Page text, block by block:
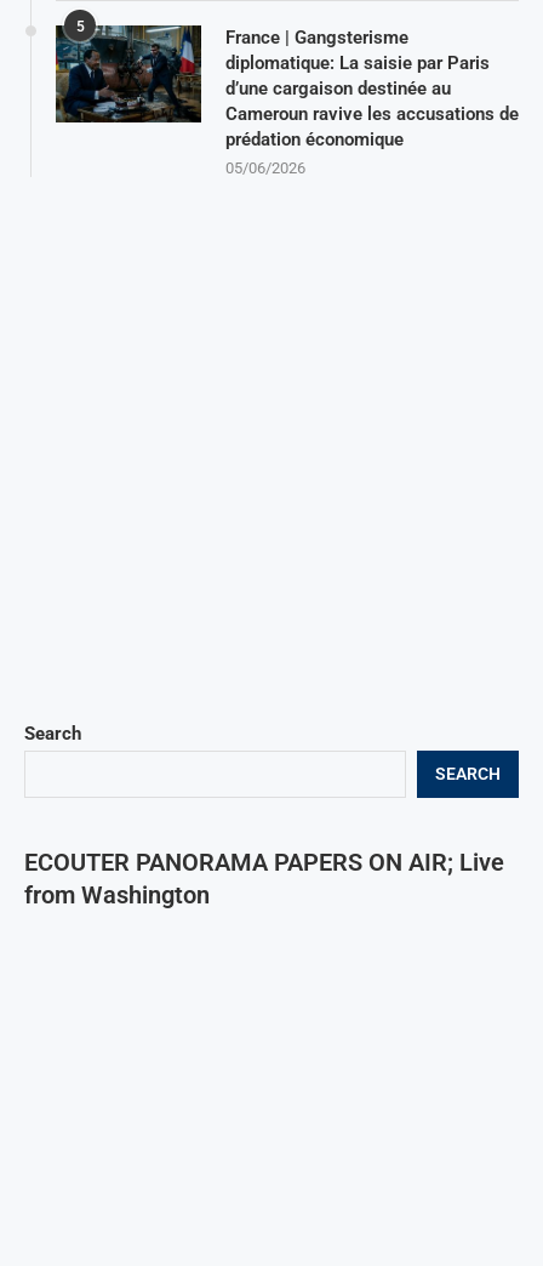
Search
SEARCH
ECOUTER PANORAMA PAPERS ON AIR; Live
from Washington
5
France | Gangsterisme
diplomatique: La saisie par Paris
d’une cargaison destinée au
Cameroun ravive les accusations de
prédation économique
05/06/2026